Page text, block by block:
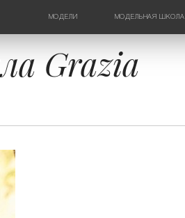
МОДЕЛИ
ДЕТИ
МОДЕЛЬНАЯ ШКОЛА
Grazia